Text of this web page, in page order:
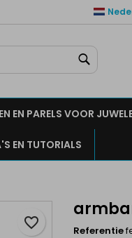
EN PARELS VOOR
EN TUTORIALS
Referentie
favorite_border
op te slaan.
Inloggen